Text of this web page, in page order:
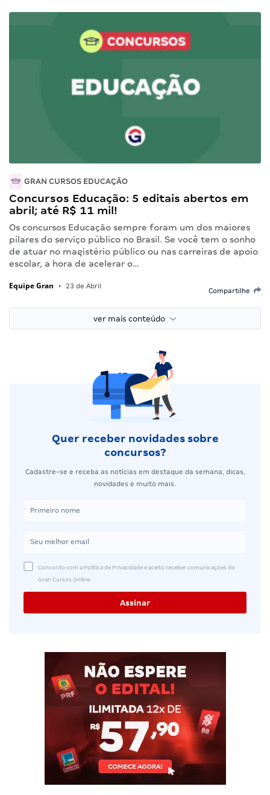
GRAN CURSOS EDUCAÇÃO
Concursos Educação: 5 editais abertos em
abril; até R$ 11 mil!
Os concursos Educação sempre foram um dos maiores
pilares do serviço público no Brasil. Se você tem o sonho
de atuar no magistério público ou nas carreiras de apoio
escolar, a hora de acelerar o…
Equipe Gran • 23 de Abril
Compartilhe
ver mais conteúdo
Quer receber novidades sobre
concursos?
Cadastre-se e receba as notícias em destaque da semana, dicas,
novidades e muito mais.
Concordo com a Política de Privacidade e aceito receber comunicações do
Gran Cursos Online.